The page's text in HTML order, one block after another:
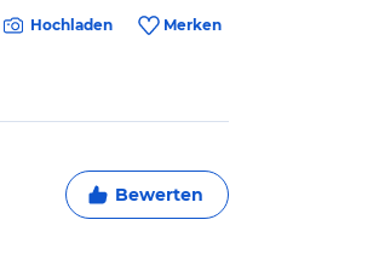
Hochladen Merken
Bewerten